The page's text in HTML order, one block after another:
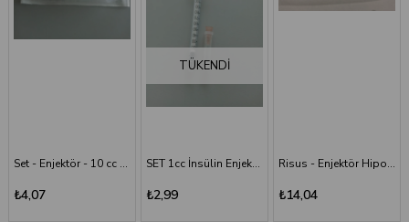
SET 1cc İnsülin Enjektörü - 26G/0.45x13 mm
₺2,99
Risus - Enjektör Hipodermik İğneli Şırınga 50 ML - 3 Parça - 21G (0.80x38 mm)
₺14,04
Risus 1 ML Enjektör Hipodermik İğneli Şırınga - 26G x(13mm)
₺2,99